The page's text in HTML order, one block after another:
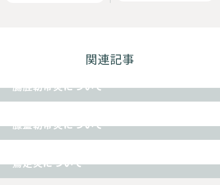
関連記事
腸脛靭帯炎について
膝蓋靭帯炎について
鵞足炎について